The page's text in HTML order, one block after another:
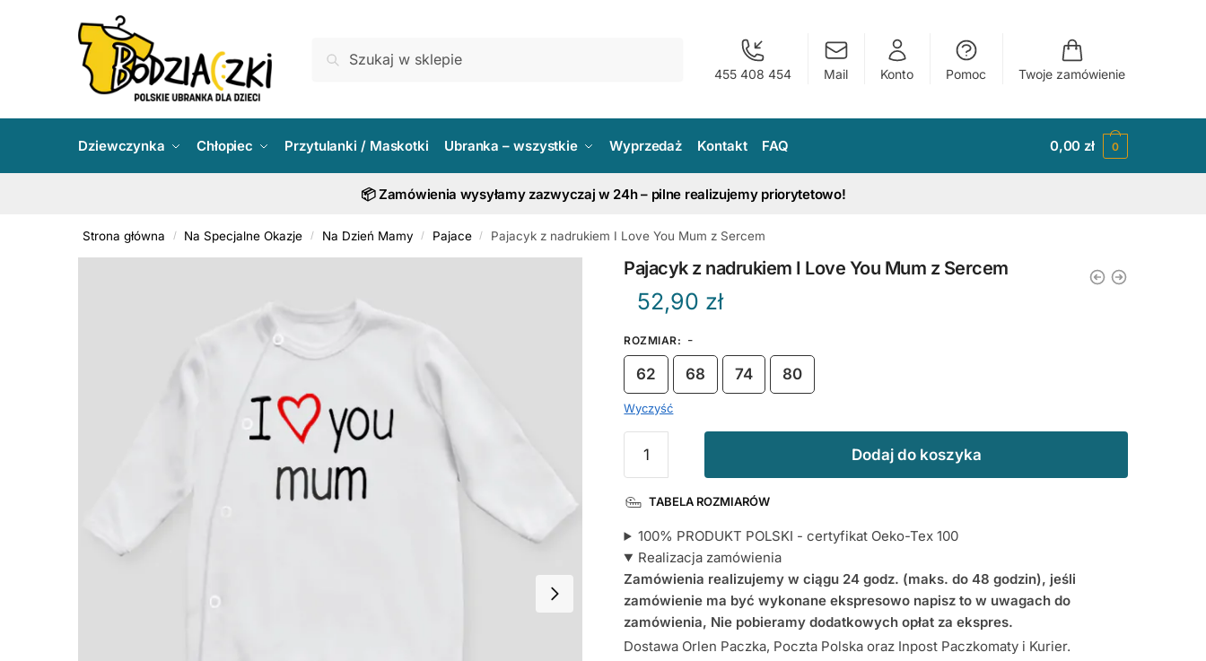
455 408 454 Mail Konto Pomoc Twoje zamówienie
Dziewczynka Chłopiec Przytulanki / Maskotki Ubranka – wszystkie Wyprzedaż Kontakt FAQ 0,00zł 0
📦 Zamówienia wysyłamy zazwyczaj w 24h – pilne realizujemy priorytetowo!
Strona główna / Na Specjalne Okazje / Na Dzień Mamy / Pajace / Pajacyk z nadrukiem I Love You Mum z Sercem
Pajacyk z nadrukiem I Love You Mum z Sercem
52,90 zł
ROZMIAR: -
62 68 74 80
Wyczyść
Pajacyk
z
nadrukiem
Love
You
Mum
Dodaj do koszyka
TABELA ROZMIARÓW
100% PRODUKT POLSKI - certyfikat Oeko-Tex 100
Realizacja zamówienia
Zamówienia realizujemy w ciągu 24 godz. (maks. do 48 godzin), jeśli
zamówienie ma być wykonane ekspresowo napisz to w uwagach do
zamówienia, Nie pobieramy dodatkowych opłat za ekspres.
Dostawa Orlen Paczka, Poczta Polska oraz Inpost Paczkomaty i Kurier.